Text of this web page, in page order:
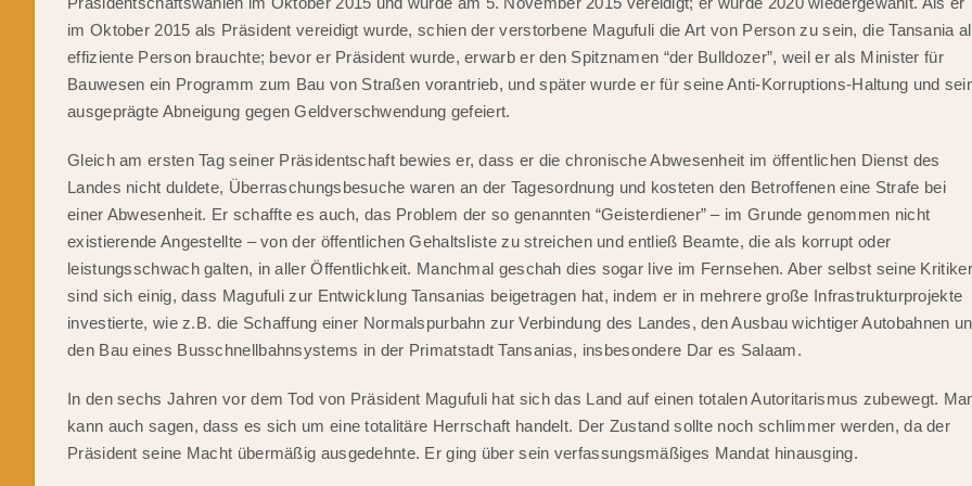
im Oktober 2015 als Präsident vereidigt wurde, schien der verstorbene Magufuli die Art von Person zu sein, die Tansania
effiziente Person brauchte; bevor er Präsident wurde, erwarb er den Spitznamen “der Bulldozer”, weil er als Minister für
Bauwesen ein Programm zum Bau von Straßen vorantrieb, und später wurde er für seine Anti-Korruptions-Haltung und
ausgeprägte Abneigung gegen Geldverschwendung gefeiert.
Gleich am ersten Tag seiner Präsidentschaft bewies er, dass er die chronische Abwesenheit im öffentlichen Dienst des
Landes nicht duldete, Überraschungsbesuche waren an der Tagesordnung und kosteten den Betroffenen eine Strafe bei
einer Abwesenheit. Er schaffte es auch, das Problem der so genannten “Geisterdiener” – im Grunde genommen nicht
existierende Angestellte – von der öffentlichen Gehaltsliste zu streichen und entließ Beamte, die als korrupt oder
leistungsschwach galten, in aller Öffentlichkeit. Manchmal geschah dies sogar live im Fernsehen. Aber selbst seine Kritiker
sind sich einig, dass Magufuli zur Entwicklung Tansanias beigetragen hat, indem er in mehrere große Infrastrukturprojekte
investierte, wie z.B. die Schaffung einer Normalspurbahn zur Verbindung des Landes, den Ausbau wichtiger Autobahnen
den Bau eines Busschnellbahnsystems in der Primatstadt Tansanias, insbesondere Dar es Salaam.
In den sechs Jahren vor dem Tod von Präsident Magufuli hat sich das Land auf einen totalen Autoritarismus zubewegt.
kann auch sagen, dass es sich um eine totalitäre Herrschaft handelt. Der Zustand sollte noch schlimmer werden, da der
Präsident seine Macht übermäßig ausgedehnte. Er ging über sein verfassungsmäßiges Mandat hinausging.